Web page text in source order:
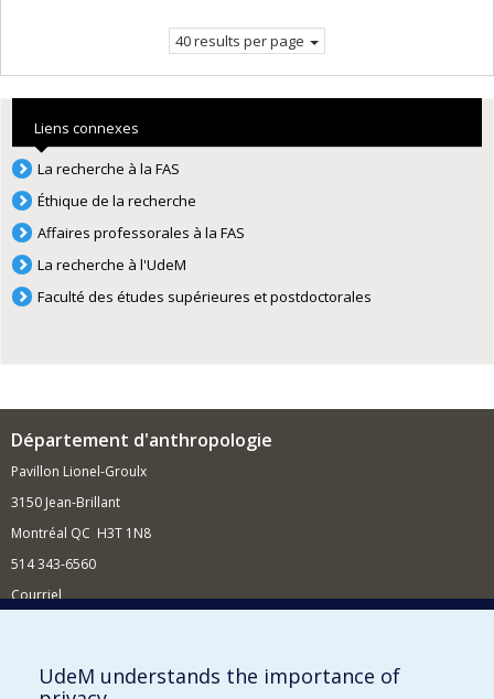
40 results per page
Liens connexes
La recherche à la FAS
Éthique de la recherche
Affaires professorales à la FAS
La recherche à l'UdeM
Faculté des études supérieures et postdoctorales
Département d'anthropologie
Pavillon Lionel-Groulx
3150 Jean-Brillant
Montréal QC H3T 1N8
514 343-6560
Courriel
Comment soutenir le Département?
UdeM understands the importance of